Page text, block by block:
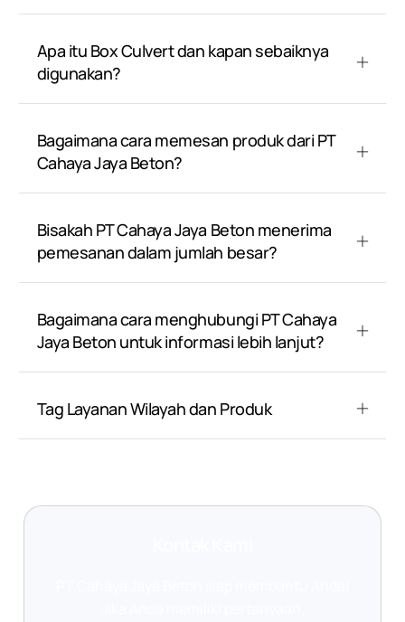
Apa itu Box Culvert dan kapan sebaiknya
digunakan?
Bagaimana cara memesan produk dari PT
Cahaya Jaya Beton?
Bisakah PT Cahaya Jaya Beton menerima
pemesanan dalam jumlah besar?
Bagaimana cara menghubungi PT Cahaya
Jaya Beton untuk informasi lebih lanjut?
Tag Layanan Wilayah dan Produk